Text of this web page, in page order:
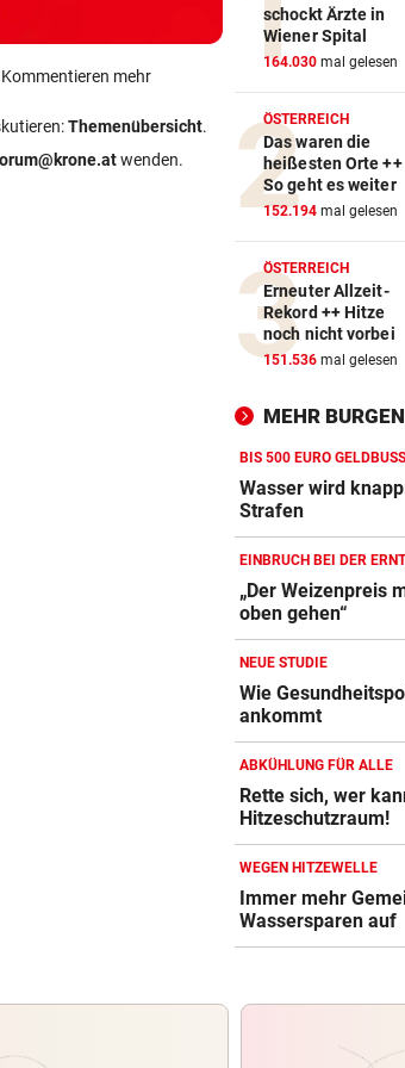
mehr
Themenübersicht.
wenden.
schockt Ärzte in
Wiener Spital
164.030 mal gelesen
ÖSTERREICH
Das waren die
heißesten Orte ++
So geht es weiter
152.194 mal gelesen
ÖSTERREICH
Erneuter Allzeit-
Rekord ++ Hitze
noch nicht vorbei
151.536 mal gelesen
MEHR
BIS 500 EURO GELDBUSSE
Wasser wird
Strafen
EINBRUCH BEI DER
„Der Weizenpreis
oben gehen“
NEUE STUDIE
Wie
ankommt
ABKÜHLUNG FÜR ALLE
Rette sich, wer
Hitzeschutzraum!
WEGEN HITZEWELLE
Immer mehr
Wassersparen auf